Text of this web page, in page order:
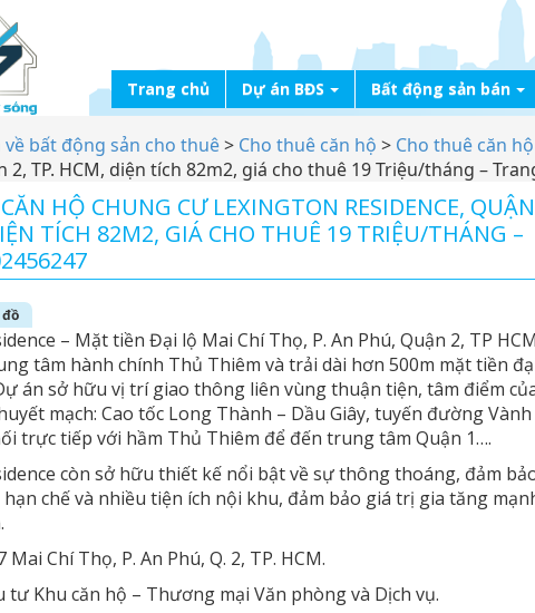
Trang chủ Dự án BĐS Bất động sản bán
về bất động sản cho thuê> Cho thuê căn hộ > Cho thuê căn
2, TP. HCM, diện tích 82m2, giá cho thuê 19 Triệu/tháng –
HỘ CHUNG CƯ LEXINGTON RESIDENCE,
TÍCH 82M2, GIÁ CHO THUÊ 19 TRIỆU/THÁNG –
đồ
– Mặt tiền Đại lộ Mai Chí Thọ, P. An Phú, Quận 2, TP
tâm hành chính Thủ Thiêm và trải dài hơn 500m mặt tiền
án sở hữu vị trí giao thông liên vùng thuận tiện, tâm điểm
mạch: Cao tốc Long Thành – Dầu Giây, tuyến đường
trực tiếp với hầm Thủ Thiêm để đến trung tâm Quận 1….
còn sở hữu thiết kế nổi bật về sự thông thoáng, đảm
chế và nhiều tiện ích nội khu, đảm bảo giá trị gia tăng
Mai Chí Thọ, P. An Phú, Q. 2, TP. HCM.
tư Khu căn hộ – Thương mại Văn phòng và Dịch vụ.